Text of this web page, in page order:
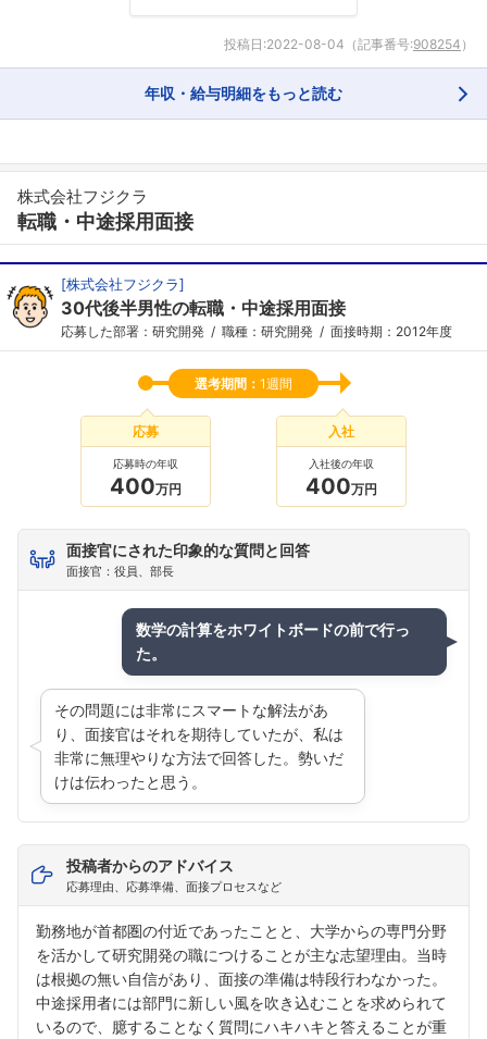
投稿日:2022-08-04 （記事番号:908254 ）
年収・給与明細をもっと読む
株式会社フジクラ
転職・中途採用面接
[株式会社フジクラ]
30代後半男性の転職・中途採用面接
応募した部署：研究開発 職種：研究開発 面接時期：2012年度
選考期間： 1週間
応募
応募時の年収
400万円
入社
入社後の年収
400万円
面接官にされた印象的な質問と回答
面接官：役員、部長
数学の計算をホワイトボードの前で行っ
た。
その問題には非常にスマートな解法があ
り、面接官はそれを期待していたが、私は
非常に無理やりな方法で回答した。勢いだ
けは伝わったと思う。
投稿者からのアドバイス
応募理由、応募準備、面接プロセスなど
勤務地が首都圏の付近であったことと、大学からの専門分野
を活かして研究開発の職につけることが主な志望理由。当時
は根拠の無い自信があり、面接の準備は特段行わなかった。
中途採用者には部門に新しい風を吹き込むことを求められて
いるので、臆することなく質問にハキハキと答えることが重